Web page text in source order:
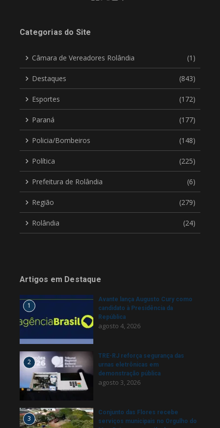
Categorias do Site
Câmara de Vereadores Rolândia (1)
Destaques (843)
Esportes (172)
Paraná (177)
Policia/Bombeiros (148)
Política (225)
Prefeitura de Rolândia (6)
Região (279)
Rolândia (24)
Artigos em Destaque
1
Avante lança Augusto Cury como
candidato à Presidência da
República
agosto 4, 2026
2
TRE-RJ reforça segurança das
urnas eletrônicas em
demonstração pública
agosto 3, 2026
3
Conjunto das Flores recebe
serviços municipais no Orgulho do